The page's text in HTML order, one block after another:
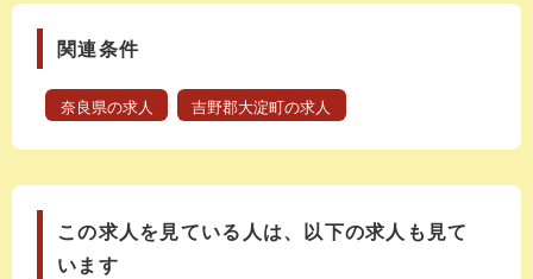
関連条件
奈良県の求人 吉野郡大淀町の求人
この求人を見ている人は、以下の求人も見て
います